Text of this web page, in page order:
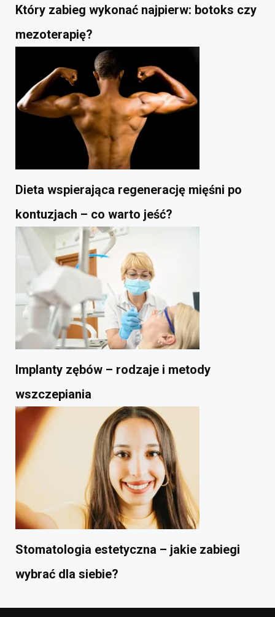
Który zabieg wykonać najpierw: botoks czy
mezoterapię?
Dieta wspierająca regenerację mięśni po
kontuzjach – co warto jeść?
Implanty zębów – rodzaje i metody
wszczepiania
Stomatologia estetyczna – jakie zabiegi
wybrać dla siebie?